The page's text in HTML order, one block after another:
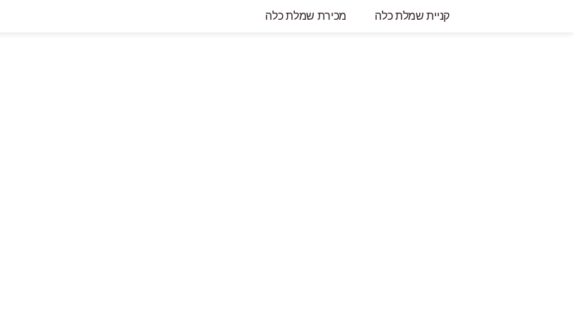
קניית שמלת כלה מכירת שמלת כלה